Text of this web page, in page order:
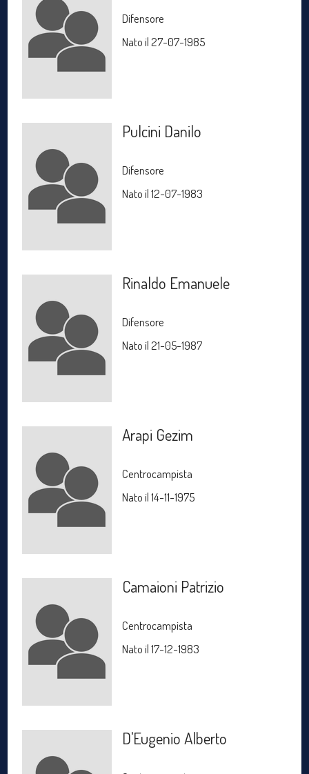
Difensore
Nato il 27-07-1985
Pulcini Danilo
Difensore
Nato il 12-07-1983
Rinaldo Emanuele
Difensore
Nato il 21-05-1987
Arapi Gezim
Centrocampista
Nato il 14-11-1975
Camaioni Patrizio
Centrocampista
Nato il 17-12-1983
D'Eugenio Alberto